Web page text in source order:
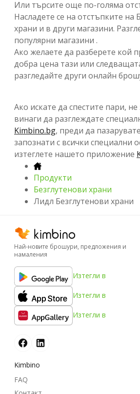
Или търсите още по-голяма
Насладете се на отстъпките на
храни и в други магазини.
популярни магазини .
Ако желаете да разберете кой
добра цена тази или
разгледайте други онлайн
Ако искате да спестите пари,
винаги да разглеждате
Kimbino.bg, преди да
запознати с всички специални
изтеглете нашето приложение
Продукти
Безглутенови храни
Лидл Безглутенови храни
Най-новите брошури, предложения и
намаления
Изтегли в
Изтегли в
Изтегли в
Kimbino
FAQ